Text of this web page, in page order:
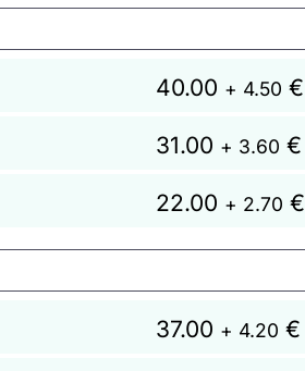
40.00 + 4.50 €
31.00 + 3.60 €
22.00 + 2.70 €
37.00 + 4.20 €